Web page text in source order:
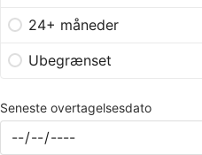
24+ måneder
Ubegrænset
Seneste overtagelsesdato